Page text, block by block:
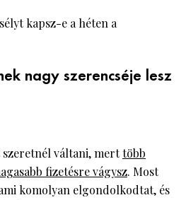
kapsz-e a héten a
nagy szerencséje lesz
váltani, merttöbb
fizetésre vágysz. Most
komolyan elgondolkodtat, és